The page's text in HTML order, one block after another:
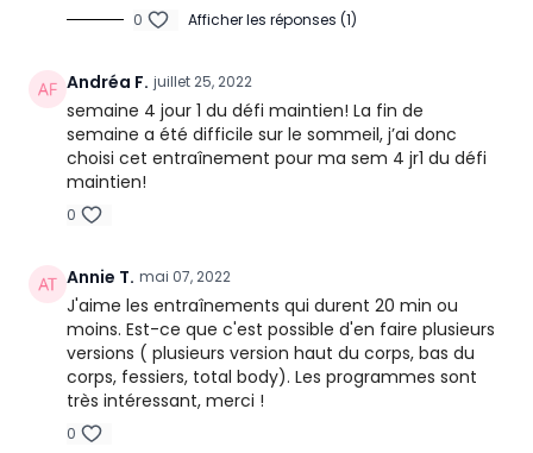
0 Afficher les réponses (1)
Andréa F. juillet 25, 2022
semaine 4 jour 1 du défi maintien! La fin de
semaine a été difficile sur le sommeil, j’ai donc
choisi cet entraînement pour ma sem 4 jr1 du défi
maintien!
0
Annie T. mai 07, 2022
J'aime les entraînements qui durent 20 min ou
moins. Est-ce que c'est possible d'en faire plusieurs
versions ( plusieurs version haut du corps, bas du
corps, fessiers, total body). Les programmes sont
très intéressant, merci !
0